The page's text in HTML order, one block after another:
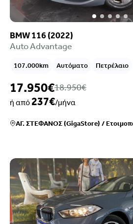
BMW 116 (2022)
Auto Advantage
107.000km Αυτόματο Πετρέλαιο
17.950€18.950€
ή από237€/μήνα
ΑΓ. ΣΤΕΦΑΝΟΣ (GigaStore) /